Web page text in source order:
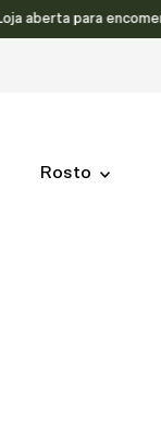
para encomendas.
Rosto